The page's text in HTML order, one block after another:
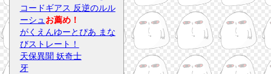
コードギアス 反逆のルル
ーシュ お薦め！
がくえんゆーとぴあ まな
びストレート！
天保異聞 妖奇士
牙